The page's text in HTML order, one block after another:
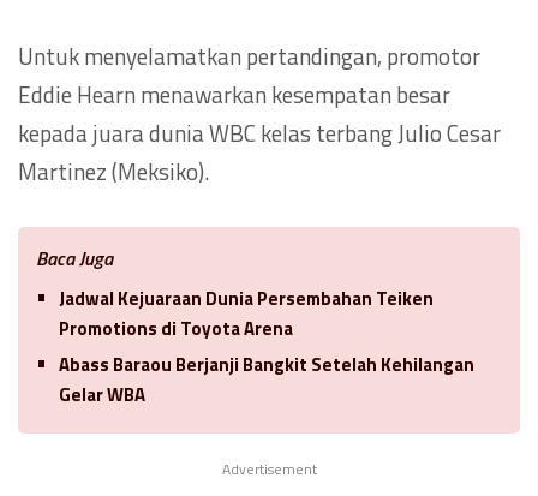
Untuk menyelamatkan pertandingan, promotor
Eddie Hearn menawarkan kesempatan besar
kepada juara dunia WBC kelas terbang Julio Cesar
Martinez (Meksiko).
Baca Juga
Jadwal Kejuaraan Dunia Persembahan Teiken
Promotions di Toyota Arena
Abass Baraou Berjanji Bangkit Setelah Kehilangan
Gelar WBA
Advertisement